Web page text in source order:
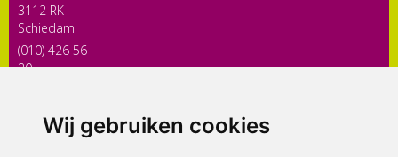
Wij gebruiken cookies
3112 RK
Schiedam
(010) 426 56
30
ONDERDEEL VAN